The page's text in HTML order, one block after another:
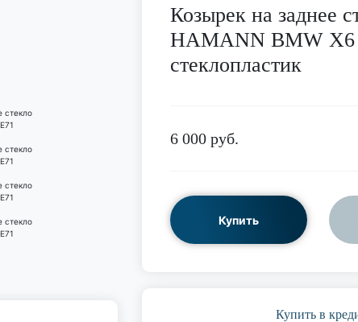
Козырек на заднее
HAMANN BMW X6
стеклопластик
6 000 руб.
Купить
Купить в